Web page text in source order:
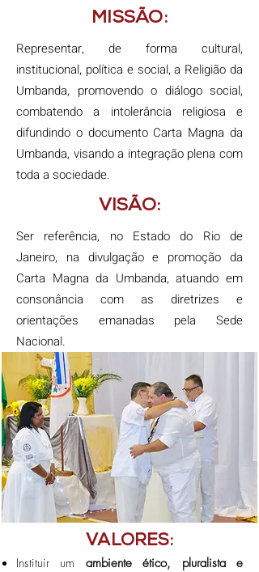
MISSÃO:
Representar, de forma cultural,
institucional, política e social, a Religião da
Umbanda, promovendo o diálogo social,
combatendo a intolerância religiosa e
difundindo o documento Carta Magna da
Umbanda, visando a integração plena com
toda a sociedade.
VISÃO:
Ser referência, no Estado do Rio de
Janeiro, na divulgação e promoção da
Carta Magna da Umbanda, atuando em
consonância com as diretrizes e
orientações emanadas pela Sede
Nacional.
VALORES:
Instituir um ambiente ético, pluralista e